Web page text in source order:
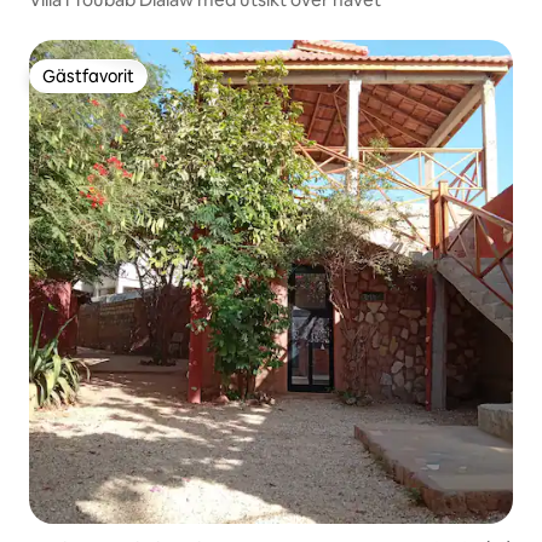
Gästfavorit
Gästfavorit